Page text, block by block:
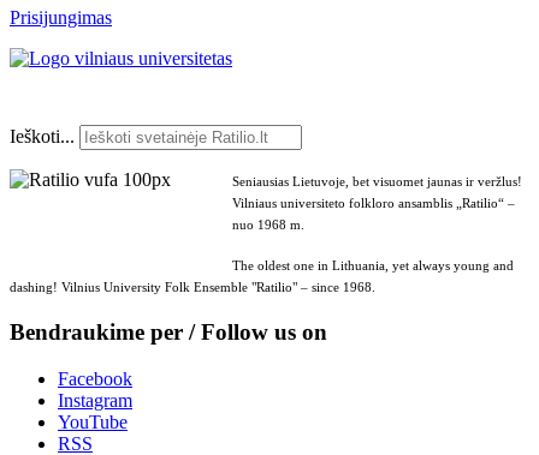
Prisijungimas
Ieškoti...
Seniausias Lietuvoje, bet visuomet jaunas ir veržlus!
Vilniaus universiteto folkloro ansamblis „Ratilio“ –
nuo 1968 m.
The oldest one in Lithuania, yet always young and
dashing! Vilnius University Folk Ensemble "Ratilio" – since 1968.
Bendraukime per / Follow us on
Facebook
Instagram
YouTube
RSS